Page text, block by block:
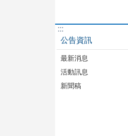
:::
公告資訊
最新消息
活動訊息
新聞稿